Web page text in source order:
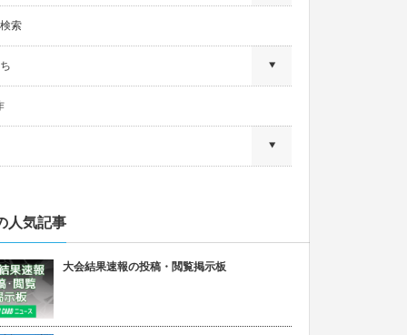
索
人気記事
大会結果速報の投稿・閲覧掲示板